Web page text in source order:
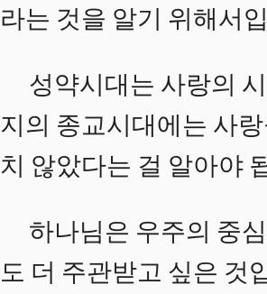
라는 것을 알기 위해서
성약시대는 사랑의
지의 종교시대에는 사
치 않았다는 걸 알아야
하나님은 우주의 중
도 더 주관받고 싶은 것